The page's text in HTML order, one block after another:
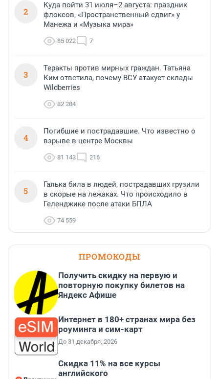
2
Куда пойти 31 июля–2 августа: праздник
флоксов, «Пространственный сдвиг» у
Манежа и «Музыка мира»
85 022 7
3
Теракты против мирных граждан. Татьяна
Ким ответила, почему ВСУ атакует склады
Wildberries
82 284
4
Погибшие и пострадавшие. Что известно о
взрыве в центре Москвы
81 143 216
5
Галька била в людей, пострадавших грузили
в скорые на лежаках. Что происходило в
Геленджике после атаки БПЛА
74 559
ПРОМОКОДЫ
Получить скидку на первую и
повторную покупку билетов на
Яндекс Афише
Интернет в 180+ странах мира без
роуминга и сим-карт
До 31 декабря, 2026
Скидка 11% на все курсы
английского